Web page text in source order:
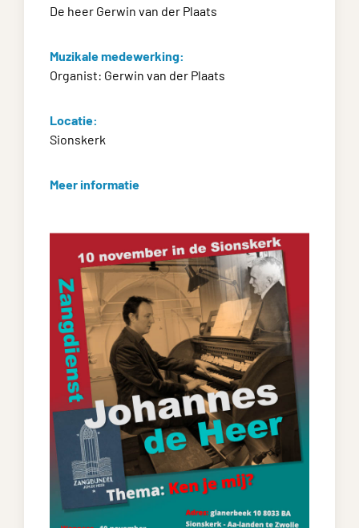
De heer Gerwin van der Plaats
Muzikale medewerking:
Organist: Gerwin van der Plaats
Locatie:
Sionskerk
Meer informatie